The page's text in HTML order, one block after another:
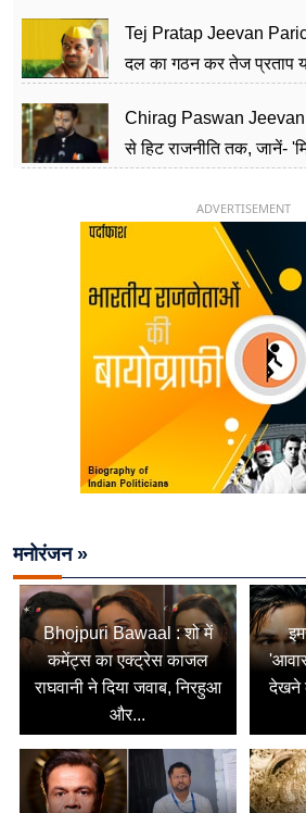
Tej Pratap Jeevan
दल का गठन कर तेज प्रताप
Chirag Paswan Jeevan
से हिट राजनीति तक, जानें-
ADVERTISEMENT
मनोरंजन »
Bhojpuri Bawaal : शो में
कमेंट्स का एक्ट्रेस काजल
राघवानी ने दिया जवाब, निरहुआ
और...
देखने